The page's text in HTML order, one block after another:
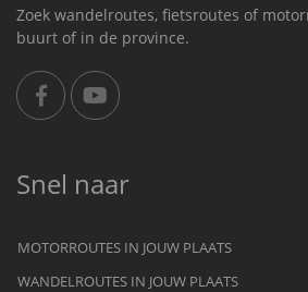
Zoek wandelroutes, fietsroutes of
buurt of in de province.
Snel naar
MOTORROUTES IN JOUW PLAATS
WANDELROUTES IN JOUW PLAATS